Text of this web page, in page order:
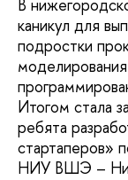
В
каникул для
подростки
Итогом стала
ребята
стартаперов»
НИУ ВШЭ –